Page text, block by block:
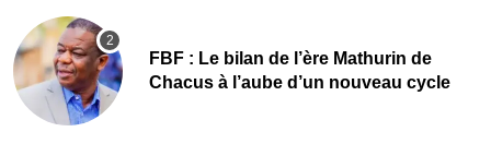
FBF : Le bilan de l’ère Mathurin de
Chacus à l’aube d’un nouveau cycle